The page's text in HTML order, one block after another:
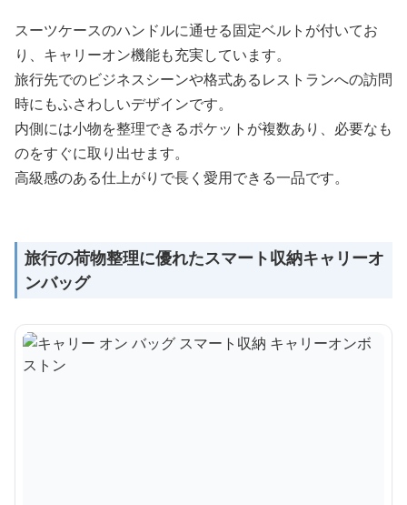
スーツケースのハンドルに通せる固定ベルトが付いてお
り、キャリーオン機能も充実しています。
旅行先でのビジネスシーンや格式あるレストランへの訪問
時にもふさわしいデザインです。
内側には小物を整理できるポケットが複数あり、必要なも
のをすぐに取り出せます。
高級感のある仕上がりで長く愛用できる一品です。
旅行の荷物整理に優れたスマート収納キャリーオ
ンバッグ